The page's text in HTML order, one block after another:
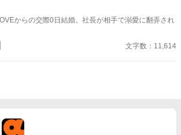
ておりませんがっ!? 課長が、専務の令嬢とのおつき
ネタにされてしまったあたし。それだけでも大変なの
住むアパートの部屋が、上の住人の失態で水浸しに
長に、強引に同居させられた。 ――この方が、恋人
からの交際0日結婚。社長が相手で溺愛に翻弄され
文字数：11,614